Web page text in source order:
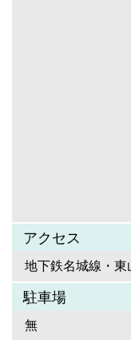
アクセス
地下鉄名城線・
駐車場
無